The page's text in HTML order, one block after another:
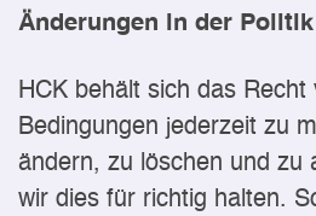
Änderungen in der Politik
HCK behält sich das Recht
Bedingungen jederzeit zu
ändern, zu löschen und zu
wir dies für richtig halten.